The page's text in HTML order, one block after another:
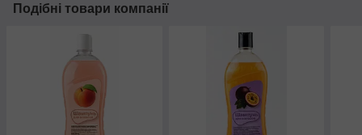
Подібні товари компанії